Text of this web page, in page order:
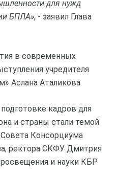
для нужд
БПЛА», - заявил Глава
в современных
учредителя
Аслана Аталикова.
кадров для
и страны стали темой
Консорциума
ректора СКФУ Дмитрия
и науки КБР